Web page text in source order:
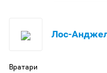
Лос-
Вратари